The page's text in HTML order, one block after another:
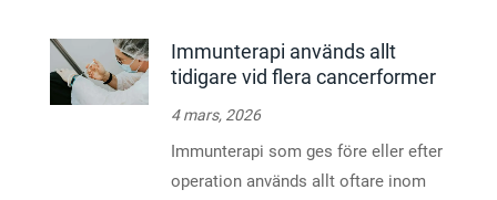
Immunterapi används allt
tidigare vid flera cancerformer
4 mars, 2026
Immunterapi som ges före eller efter
operation används allt oftare inom